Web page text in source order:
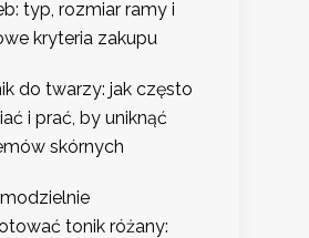
typ, rozmiar ramy i
kryteria zakupu
do twarzy: jak często
i prać, by uniknąć
skórnych
tonik różany: